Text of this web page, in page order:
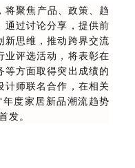
聚焦产品、政策、趋
通过讨论分享，提供前
新思维，推动跨界交流
业评选活动，将表彰在
等方面取得突出成绩的
计师联名合作，在相关
度家居新品潮流趋势
首发。